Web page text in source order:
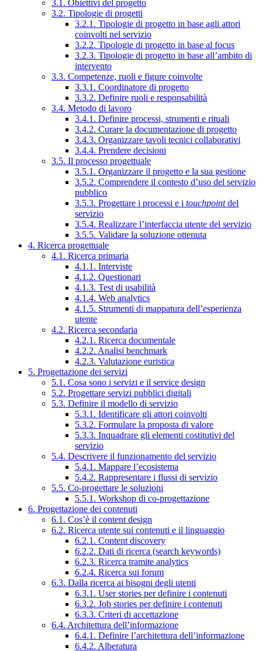
3.1. Obiettivi del progetto
3.2. Tipologie di progetti
3.2.1. Tipologie di progetto in base agli attori
coinvolti nel servizio
3.2.2. Tipologie di progetto in base al focus
3.2.3. Tipologie di progetto in base all’ambito di
intervento
3.3. Competenze, ruoli e figure coinvolte
3.3.1. Coordinatore di progetto
3.3.2. Definire ruoli e responsabilità
3.4. Metodo di lavoro
3.4.1. Definire processi, strumenti e rituali
3.4.2. Curare la documentazione di progetto
3.4.3. Organizzare tavoli tecnici collaborativi
3.4.4. Prendere decisioni
3.5. Il processo progettuale
3.5.1. Organizzare il progetto e la sua gestione
3.5.2. Comprendere il contesto d’uso del servizio
pubblico
3.5.3. Progettare i processi e i touchpointdel
servizio
3.5.4. Realizzare l’interfaccia utente del servizio
3.5.5. Validare la soluzione ottenuta
4. Ricerca progettuale
4.1. Ricerca primaria
4.1.1. Interviste
4.1.2. Questionari
4.1.3. Test di usabilità
4.1.4. Web analytics
4.1.5. Strumenti di mappatura dell’esperienza
utente
4.2. Ricerca secondaria
4.2.1. Ricerca documentale
4.2.2. Analisi benchmark
4.2.3. Valutazione euristica
5. Progettazione dei servizi
5.1. Cosa sono i servizi e il service design
5.2. Progettare servizi pubblici digitali
5.3. Definire il modello di servizio
5.3.1. Identificare gli attori coinvolti
5.3.2. Formulare la proposta di valore
5.3.3. Inquadrare gli elementi costitutivi del
servizio
5.4. Descrivere il funzionamento del servizio
5.4.1. Mappare l’ecosistema
5.4.2. Rappresentare i flussi di servizio
5.5. Co-progettare le soluzioni
5.5.1. Workshop di co-progettazione
6. Progettazione dei contenuti
6.1. Cos’è il content design
6.2. Ricerca utente sui contenuti e il linguaggio
6.2.1. Content discovery
6.2.2. Dati di ricerca (search keywords)
6.2.3. Ricerca tramite analytics
6.2.4. Ricerca sui forum
6.3. Dalla ricerca ai bisogni degli utenti
6.3.1. User stories per definire i contenuti
6.3.2. Job stories per definire i contenuti
6.3.3. Criteri di accettazione
6.4. Architettura dell’informazione
6.4.1. Definire l’architettura dell’informazione
6.4.2. Alberatura